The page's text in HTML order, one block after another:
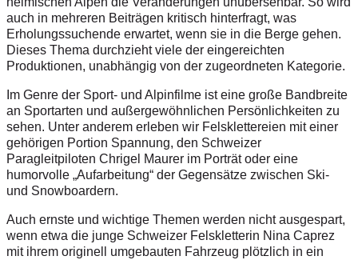
auch in mehreren Beiträgen kritisch hinterfragt, was
Erholungssuchende erwartet, wenn sie in die Berge gehen.
Dieses Thema durchzieht viele der eingereichten
Produktionen, unabhängig von der zugeordneten Kategorie.
Im Genre der Sport- und Alpinfilme ist eine große Bandbreite
an Sportarten und außergewöhnlichen Persönlichkeiten zu
sehen. Unter anderem erleben wir Felsklettereien mit einer
gehörigen Portion Spannung, den Schweizer
Paragleitpiloten Chrigel Maurer im Porträt oder eine
humorvolle „Aufarbeitung“ der Gegensätze zwischen Ski-
und Snowboardern.
Auch ernste und wichtige Themen werden nicht ausgespart,
wenn etwa die junge Schweizer Felskletterin Nina Caprez
mit ihrem originell umgebauten Fahrzeug plötzlich in ein